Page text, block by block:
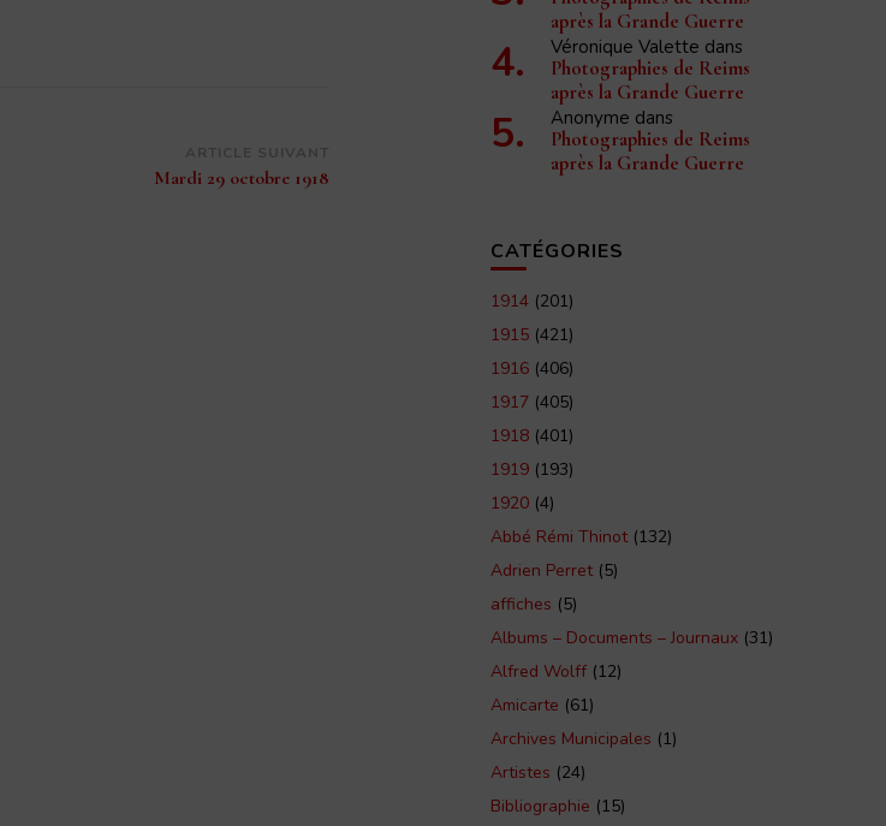
Mardi 29 octobre 1918
après la Grande Guerre
Véronique Valette dans
Photographies de Reims
après la Grande Guerre
Anonyme dans
Photographies de Reims
après la Grande Guerre
CATÉGORIES
1914 (201)
1915 (421)
1916 (406)
1917 (405)
1918 (401)
1919 (193)
1920 (4)
Abbé Rémi Thinot(132)
Adrien Perret(5)
affiches (5)
Albums – Documents – Journaux (31)
Alfred Wolff (12)
Amicarte (61)
Archives Municipales (1)
Artistes (24)
Bibliographie (15)